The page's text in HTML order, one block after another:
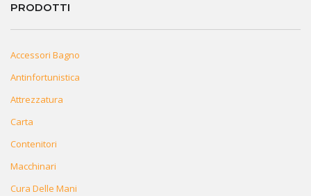
PRODOTTI
Accessori Bagno
Antinfortunistica
Attrezzatura
Carta
Contenitori
Macchinari
Cura Delle Mani